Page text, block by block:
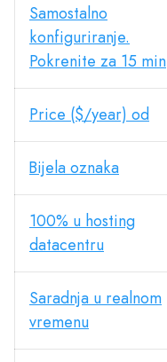
Samostalno
konfiguriranje.
Pokrenite za 15 min
Price ($/year) od
Bijela oznaka
100% u hosting
datacentru
Saradnja u realnom
vremenu